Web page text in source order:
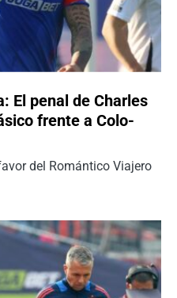
El penal de Charles
frente a Colo-
del Romántico Viajero